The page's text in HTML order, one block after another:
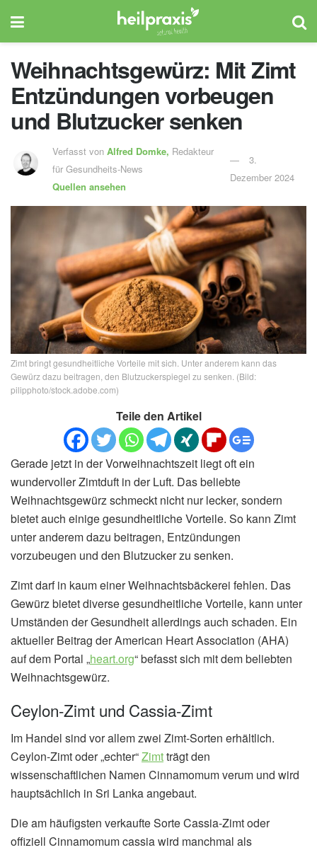
Weihnachtsgewürz: Mit Zimt
Entzündungen vorbeugen
und Blutzucker senken
Verfasst vonAlfred Domke, Redakteur
für Gesundheits-News
Quellen ansehen
3.
Dezember 2024
Zimt bringt gesundheitliche Vorteile mit sich. Unter anderem kann das
Gewürz dazu beitragen, den Blutzuckerspiegel zu senken. (Bild:
pilipphoto/stock.adobe.com)
Teile den Artikel
Gerade jetzt in der Vorweihnachtszeit liegt oft ein
wundervoller Zimtduft in der Luft. Das beliebte
Weihnachtsgewürz schmeckt nicht nur lecker, sondern
bietet auch einige gesundheitliche Vorteile. So kann Zimt
unter anderem dazu beitragen, Entzündungen
vorzubeugen und den Blutzucker zu senken.
Zimt darf in kaum einer Weihnachtsbäckerei fehlen. Das
Gewürz bietet diverse gesundheitliche Vorteile, kann unter
Umständen der Gesundheit allerdings auch schaden. Ein
aktueller Beitrag der American Heart Association (AHA)
auf dem Portal „heart.org“ befasst sich mit dem beliebten
Weihnachtsgewürz.
Ceylon-Zimt und Cassia-Zimt
Im Handel sind vor allem zwei Zimt-Sorten erhältlich.
Ceylon-Zimt oder „echter“Zimtträgt den
wissenschaftlichen Namen Cinnamomum verum und wird
hauptsächlich in Sri Lanka angebaut.
Die am häufigsten verkaufte Sorte Cassia-Zimt oder
offiziell Cinnamomum cassia wird manchmal als